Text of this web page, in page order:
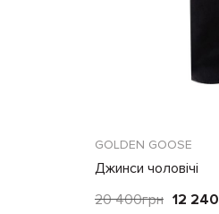
GOLDEN GOOSE
Джинси чоловічі
20 400грн 12 240